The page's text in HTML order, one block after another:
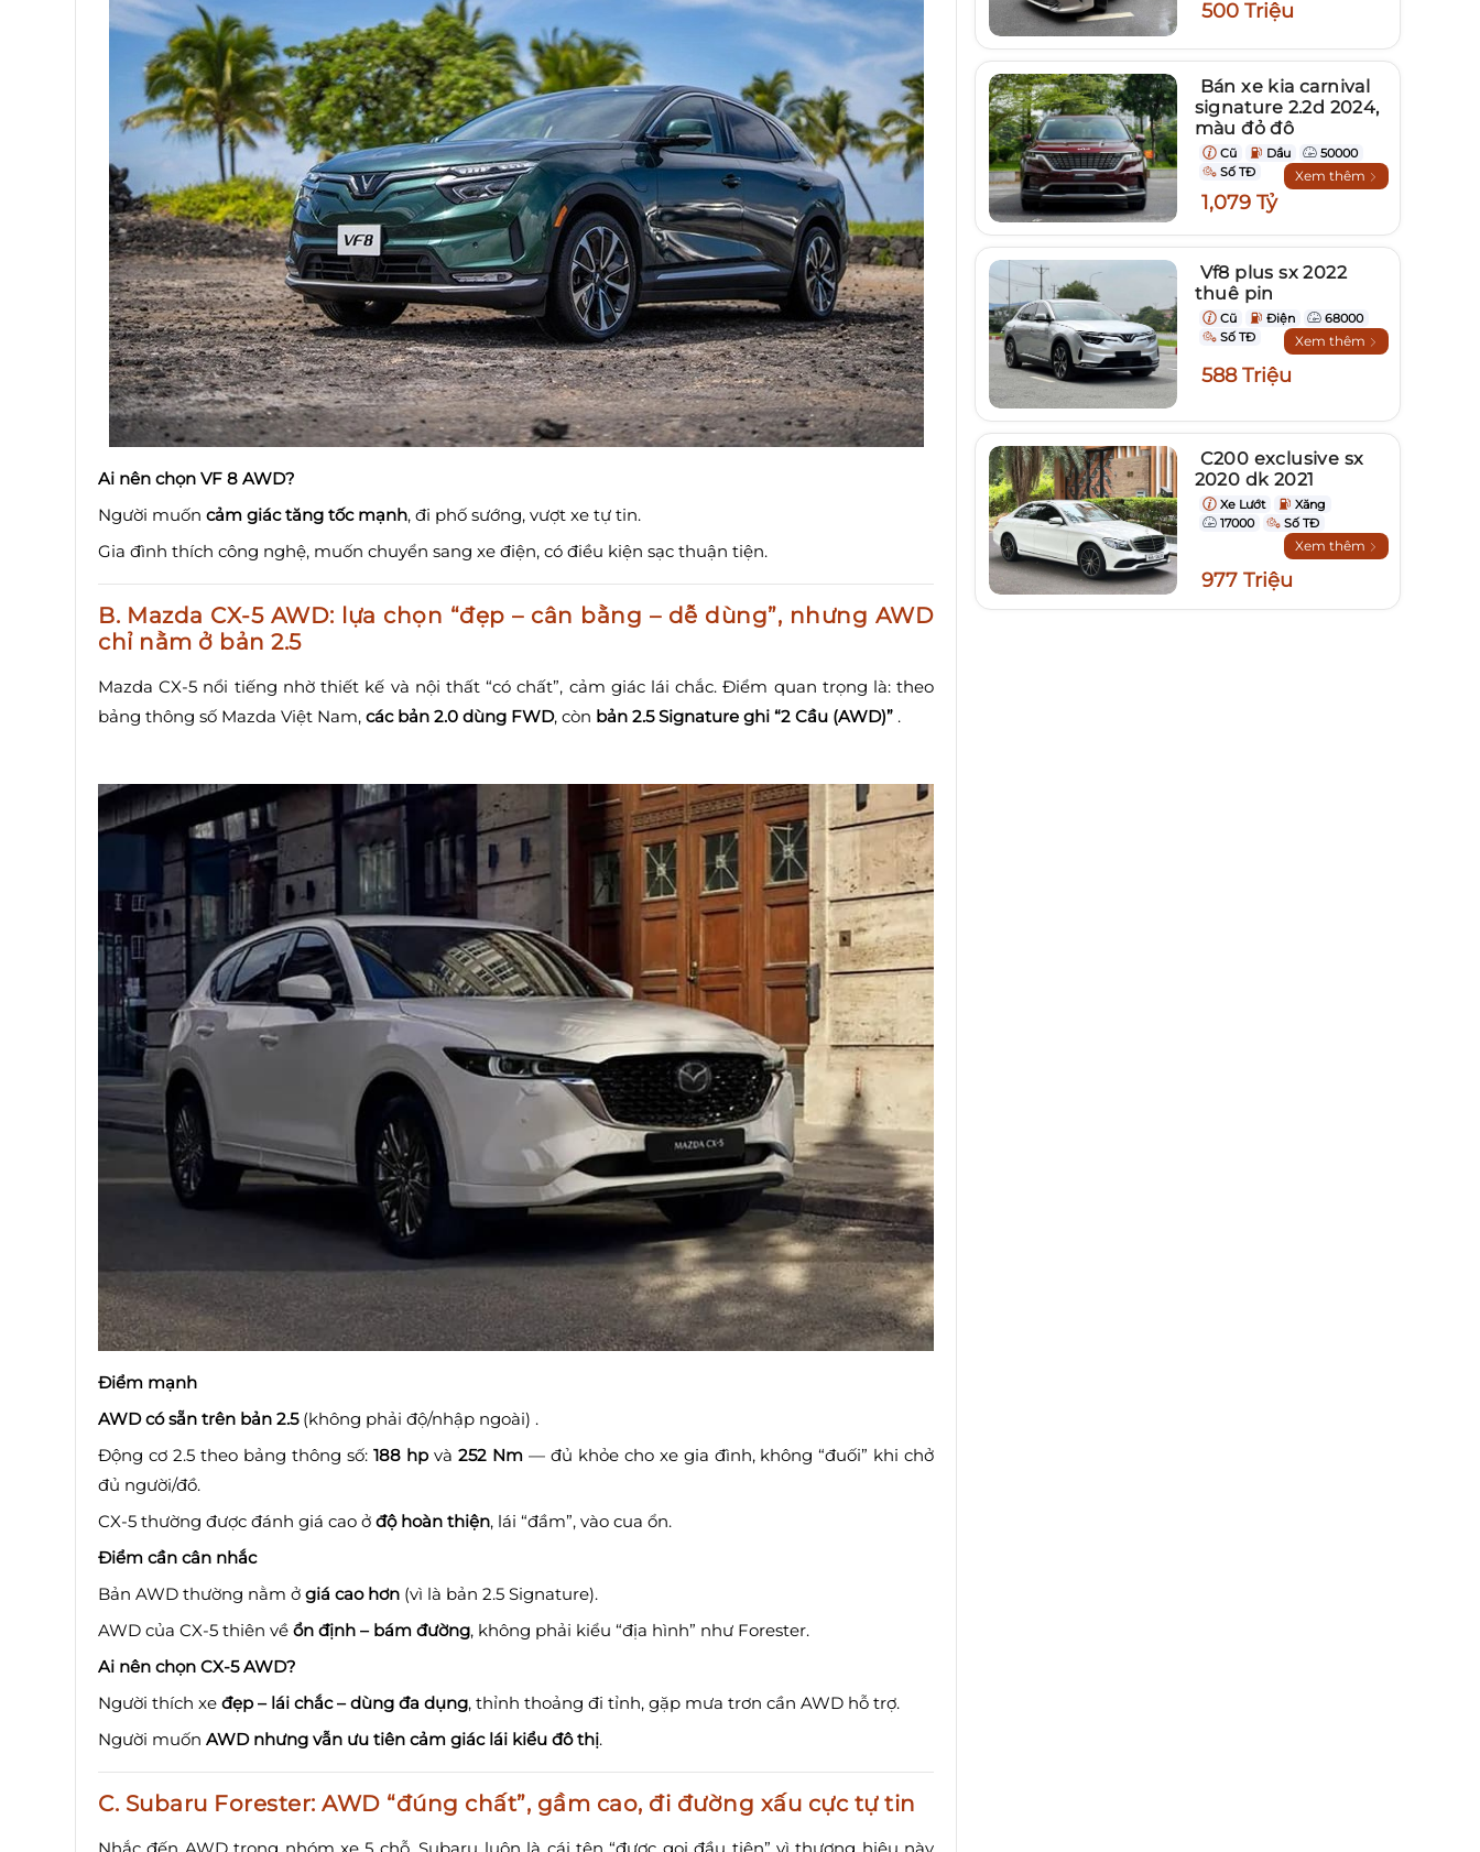
Ai nên chọn VF 8 AWD?
Người muốn cảm giác tăng tốc mạnh, đi phố sướng, vượt xe tự tin.
Gia đình thích công nghệ, muốn chuyển sang xe điện, có điều kiện sạc thuận tiện.
B. Mazda CX-5 AWD: lựa chọn “đẹp – cân bằng – dễ dùng”, nhưng AWD
chỉ nằm ở bản 2.5
Mazda CX-5 nổi tiếng nhờ thiết kế và nội thất “có chất”, cảm giác lái chắc. Điểm quan trọng là: theo
bảng thông số Mazda Việt Nam, các bản 2.0 dùng FWD, còn bản 2.5 Signature ghi “2 Cầu (AWD)” .
Điểm mạnh
AWD có sẵn trên bản 2.5(không phải độ/nhập ngoài) .
Động cơ 2.5 theo bảng thông số: 188 hpvà 252 Nm— đủ khỏe cho xe gia đình, không “đuối” khi chở
đủ người/đồ.
CX-5 thường được đánh giá cao ở độ hoàn thiện, lái “đầm”, vào cua ổn.
Điểm cần cân nhắc
Bản AWD thường nằm ở giá cao hơn (vì là bản 2.5 Signature).
AWD của CX-5 thiên về ổn định – bám đường, không phải kiểu “địa hình” như Forester.
Ai nên chọn CX-5 AWD?
Người thích xe đẹp – lái chắc – dùng đa dụng, thỉnh thoảng đi tỉnh, gặp mưa trơn cần AWD hỗ trợ.
Người muốn AWD nhưng vẫn ưu tiên cảm giác lái kiểu đô thị.
C. Subaru Forester: AWD “đúng chất”, gầm cao, đi đường xấu cực tự tin
500 Triệu
Bán xe kia carnival
signature 2.2d 2024,
màu đỏ đô
Cũ Dầu
50000
Số TĐ
Xem thêm
1,079 Tỷ
Vf8 plus sx 2022
thuê pin
Cũ Điện
68000
Số TĐ
Xem thêm
588 Triệu
C200 exclusive sx
2020 dk 2021
Xe Lướt
Xăng
17000
Số TĐ
Xem thêm
977 Triệu